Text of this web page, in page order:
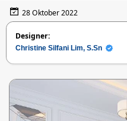
28 Oktober 2022
Designer:
Christine Silfani Lim, S.Sn